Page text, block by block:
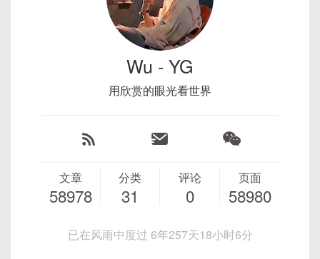
Wu - YG
用欣赏的眼光看世界
文章
58978
分类
31
评论
0
页面
58980
已在风雨中度过 6年257天18小时6分